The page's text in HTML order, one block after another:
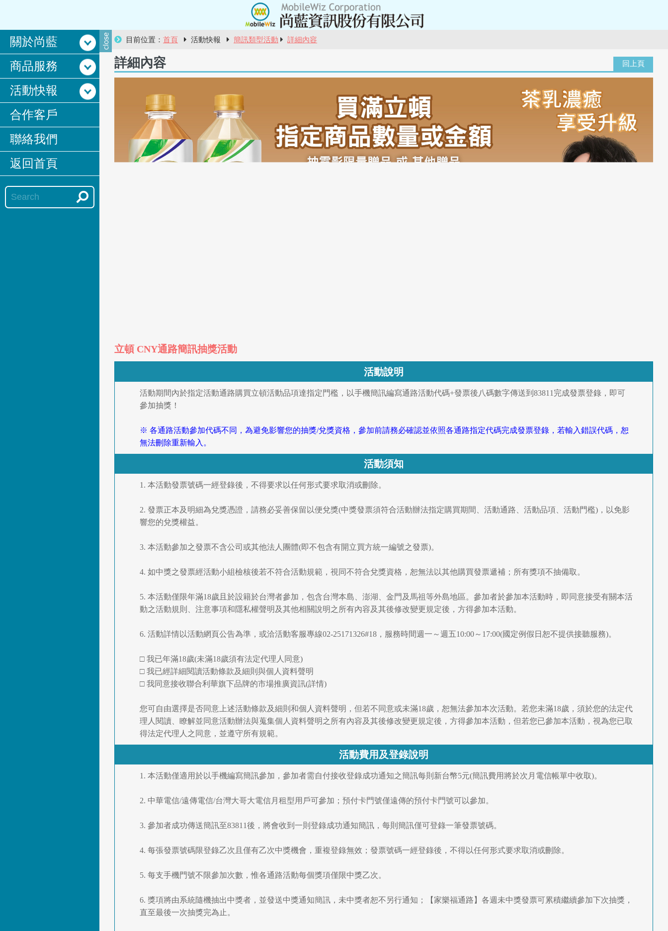
關於尚藍
商品服務
活動快報
合作客戶
聯絡我們
返回首頁
目前位置： 首頁 活動快報 簡訊類型活動 詳細內容
詳細內容
立頓 CNY通路簡訊抽獎活動
活動說明
活動期間內於指定活動通路購買立頓活動品項達指定門檻，以手機簡訊編寫通路活動代碼+發票後八碼數字傳送到83811完成發票登錄，即可
參加抽獎！
※ 各通路活動參加代碼不同，為避免影響您的抽獎/兌獎資格，參加前請務必確認並依照各通路指定代碼完成發票登錄，若輸入錯誤代碼，恕
無法刪除重新輸入。
活動須知
1. 本活動發票號碼一經登錄後，不得要求以任何形式要求取消或刪除。
2. 發票正本及明細為兌獎憑證，請務必妥善保留以便兌獎(中獎發票須符合活動辦法指定購買期間、活動通路、活動品項、活動門檻)，以免影
響您的兌獎權益。
3. 本活動參加之發票不含公司或其他法人團體(即不包含有開立買方統一編號之發票)。
4. 如中獎之發票經活動小組檢核後若不符合活動規範，視同不符合兌獎資格，恕無法以其他購買發票遞補；所有獎項不抽備取。
5. 本活動僅限年滿18歲且於設籍於台灣者參加，包含台灣本島、澎湖、金門及馬祖等外島地區。參加者於參加本活動時，即同意接受有關本活
動之活動規則、注意事項和隱私權聲明及其他相關說明之所有內容及其後修改變更規定後，方得參加本活動。
6. 活動詳情以活動網頁公告為準，或洽活動客服專線02-25171326#18，服務時間週一～週五10:00～17:00(國定例假日恕不提供接聽服務)。
□ 我已年滿18歲(未滿18歲須有法定代理人同意)
□ 我已經詳細閱讀活動條款及細則與個人資料聲明
□ 我同意接收聯合利華旗下品牌的市場推廣資訊(詳情)
您可自由選擇是否同意上述活動條款及細則和個人資料聲明，但若不同意或未滿18歲，恕無法參加本次活動。若您未滿18歲，須於您的法定代
理人閱讀、瞭解並同意活動辦法與蒐集個人資料聲明之所有內容及其後修改變更規定後，方得參加本活動，但若您已參加本活動，視為您已取
得法定代理人之同意，並遵守所有規範。
活動費用及登錄說明
1. 本活動僅適用於以手機編寫簡訊參加，參加者需自付接收登錄成功通知之簡訊每則新台幣5元(簡訊費用將於次月電信帳單中收取)。
2. 中華電信/遠傳電信/台灣大哥大電信月租型用戶可參加；預付卡門號僅遠傳的預付卡門號可以參加。
3. 參加者成功傳送簡訊至83811後，將會收到一則登錄成功通知簡訊，每則簡訊僅可登錄一筆發票號碼。
4. 每張發票號碼限登錄乙次且僅有乙次中獎機會，重複登錄無效；發票號碼一經登錄後，不得以任何形式要求取消或刪除。
5. 每支手機門號不限參加次數，惟各通路活動每個獎項僅限中獎乙次。
6. 獎項將由系統隨機抽出中獎者，並發送中獎通知簡訊，未中獎者恕不另行通知；【家樂福通路】各週未中獎發票可累積繼續參加下次抽獎，
直至最後一次抽獎完為止。